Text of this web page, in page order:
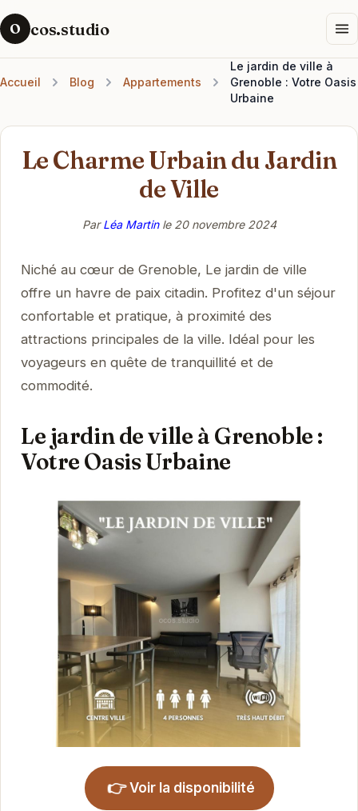
O cos.studio
Accueil Blog Appartements
Le jardin de ville à
Grenoble : Votre Oasis
Urbaine
Le Charme Urbain du Jardin
de Ville
ParLéa Martinle 20 novembre 2024
Niché au cœur de Grenoble, Le jardin de ville
offre un havre de paix citadin. Profitez d'un séjour
confortable et pratique, à proximité des
attractions principales de la ville. Idéal pour les
voyageurs en quête de tranquillité et de
commodité.
Le jardin de ville à Grenoble :
Votre Oasis Urbaine
👉 Voir la disponibilité